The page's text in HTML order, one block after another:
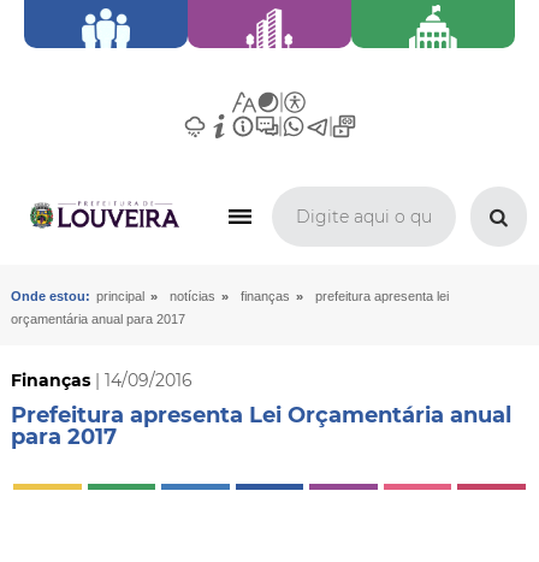
Onde estou: principal » notícias » finanças »
prefeitura apresenta lei
orçamentária anual para 2017
Finanças| 14/09/2016
Prefeitura apresenta Lei Orçamentária anual
para 2017